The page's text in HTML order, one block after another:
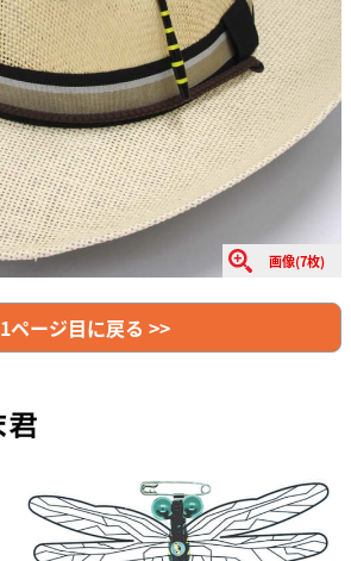
画像(7枚)
1ページ目に戻る >>